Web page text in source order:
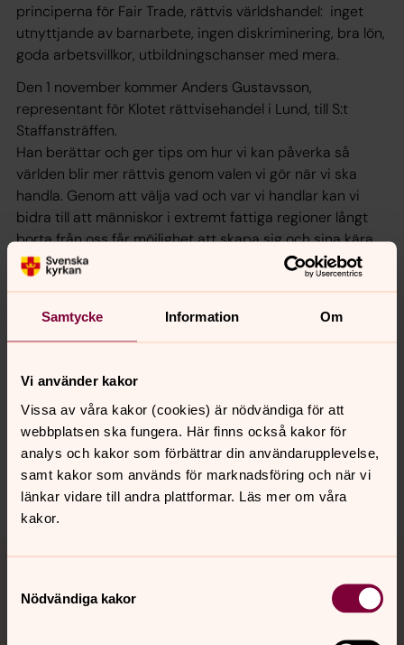
Samtycke Information Om
Vi använder kakor
Vissa av våra kakor (cookies) är nödvändiga för att
webbplatsen ska fungera. Här finns också kakor för
analys och kakor som förbättrar din användarupplevelse,
samt kakor som används för marknadsföring och när vi
länkar vidare till andra plattformar. Läs mer om våra
kakor.
Nödvändiga kakor
principerna för Fair Trade, rättvis världshandel: inget
utnyttjande av barnarbete, ingen diskriminering, bra lön,
goda arbetsvillkor, utbildningschanser med mera.
Den 1 november kommer Anders Gustavsson,
representant för Klotet rättvisehandel i Lund, till S:t
Staffansträffen.
Han berättar och ger tips om hur vi kan påverka så
världen blir mer rättvis genom valen vi gör när vi ska
handla. Genom att välja vad och var vi handlar kan vi
bidra till att människor i extremt fattiga regioner långt
borta från oss får möjlighet att skapa sig och sina kära
ett värdigt liv.
Vi ses i Publikanen i församlingsgården kl 19 (efter
veckomässan).
Synpunkter eller frågor på sidans
innehåll?
sanktstaffans.forsamling@svenskakyrkan.se
Dela